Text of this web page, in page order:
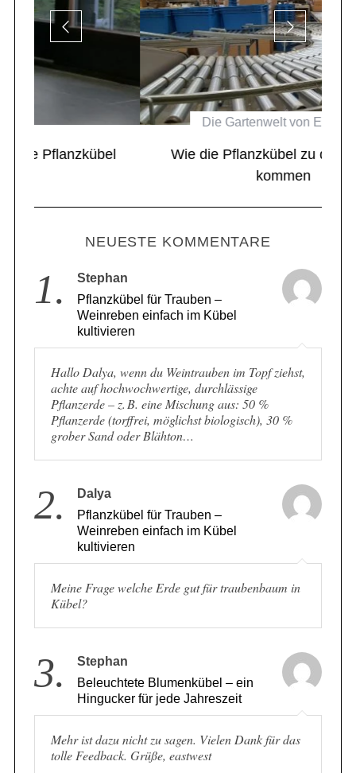
Die Gartenwelt von Eastwest
Wie die Pflanzkübel zu den Kunden
1.
Stephan
Pflanzkübel für Trauben –
Weinreben einfach im Kübel
kultivieren
Hallo Dalya, wenn du Weintrauben im Topf ziehst,
achte auf hochwochwertige, durchlässige
Pflanzerde – z. B. eine Mischung aus: 50 %
Pflanzerde (torffrei, möglichst biologisch), 30 %
2.
Dalya
Pflanzkübel für Trauben –
Weinreben einfach im Kübel
kultivieren
Meine Frage welche Erde gut für traubenbaum in
3.
Stephan
Beleuchtete Blumenkübel – ein
Hingucker für jede Jahreszeit
Mehr ist dazu nicht zu sagen. Vielen Dank für das